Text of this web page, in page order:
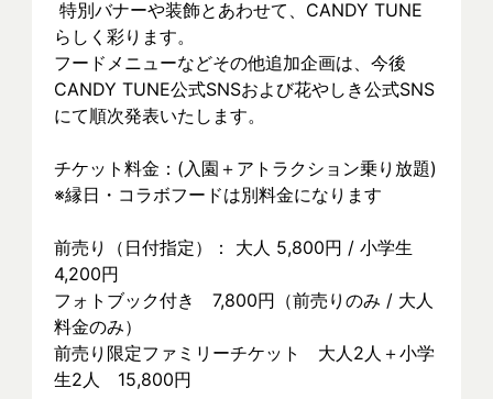
らしく彩ります。
フードメニューなどその他追加企画は、今後
CANDY TUNE公式SNSおよび花やしき公式SNS
にて順次発表いたします。
チケット料金：(入園＋アトラクション乗り放題)
※縁日・コラボフードは別料金になります
前売り（日付指定）： 大人 5,800円 / 小学生
4,200円
フォトブック付き　7,800円（前売りのみ / 大人
料金のみ）
前売り限定ファミリーチケット　大人2人＋小学
生2人　15,800円